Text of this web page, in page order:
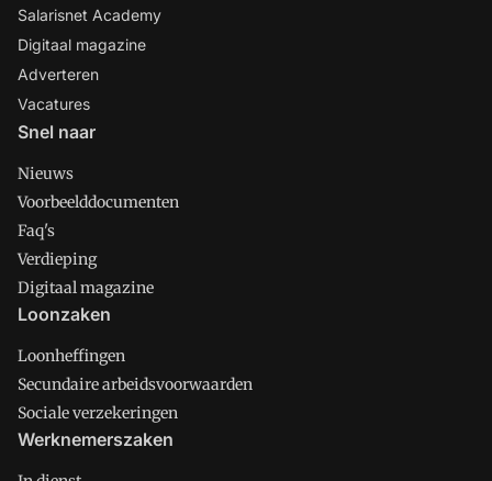
Salarisnet Academy
Digitaal magazine
Adverteren
Vacatures
Snel naar
Nieuws
Voorbeelddocumenten
Faq's
Verdieping
Digitaal magazine
Loonzaken
Loonheffingen
Secundaire arbeidsvoorwaarden
Sociale verzekeringen
Werknemerszaken